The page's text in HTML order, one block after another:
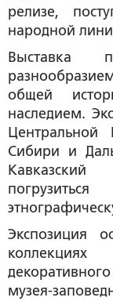
релизе,
народной
Выставка
общей
наследием.
Сибири и
Кавказский
Экспозиция
музея-